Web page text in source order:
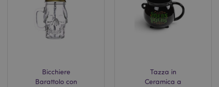
Bicchiere
Barattolo con
Tazza in
Ceramica a